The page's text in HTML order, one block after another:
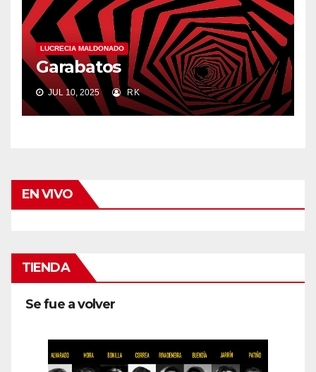
LUCRECIA MALDONADO
Garabatos
JUL 10, 2025 RK
EN VIVO
TIENDA
Se fue a volver